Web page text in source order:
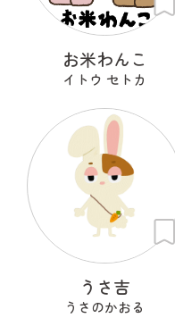
お米わんこ
イトウ セトカ
うさ吉
うさのかおる